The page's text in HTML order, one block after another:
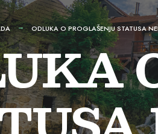
ODLUKA O PROGLAŠENJU STATUSA